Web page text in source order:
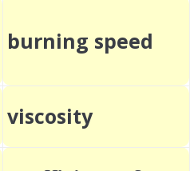
burning speed
viscosity